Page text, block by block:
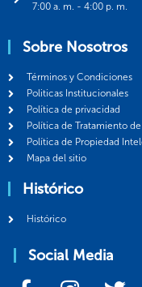
7:00 a. m. - 4:00 p. m.
Sobre Nosotros
Términos y Condiciones
Politicas Institucionales
Política de privacidad
Política de Tratamiento
Política de Propiedad
Mapa del sitio
Histórico
Histórico
Social Media